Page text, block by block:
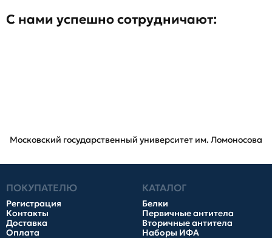
С нами успешно сотрудничают:
Московский государственный университет им. Ломоносова
ПОКУПАТЕЛЮ
Регистрация
Контакты
Доставка
Оплата
КАТАЛОГ
Белки
Первичные антитела
Вторичные антитела
Наборы ИФА